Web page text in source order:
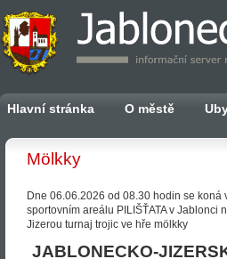
Hlavní stránka O městě
Mölkky
Dne 06.06.2026 od 08.30 hodin se koná
sportovním areálu PILIŠŤATA v Jablonci
Jizerou turnaj trojic ve hře mölkky
JABLONECKO-